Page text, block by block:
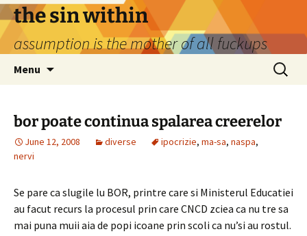
Skip
to
content
the sin within
assumption is the mother of all fuckups
Menu
Search
for:
bor poate continua spalarea creerelor
June 12, 2008 diverse ipocrizie, ma-sa, naspa,
nervi
Se pare ca slugile lu BOR, printre care si Ministerul Educatiei
au facut recurs la procesul prin care CNCD zciea ca nu tre sa
mai puna muii aia de popi icoane prin scoli ca nu’si au rostul.